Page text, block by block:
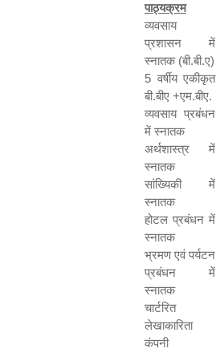
पाठ्यक्रम
व्यवसाय
प्रशासन में
स्नातक (बी.बी.ए)
5 वर्षीय एकीकृत
बी.बीए +एम.बीए.
व्यवसाय प्रबंधन
में स्नातक
अर्थशास्त्र में
स्नातक
सांख्यिकी में
स्नातक
होटल प्रबंधन में
स्नातक
भ्रमण एवं पर्यटन
प्रबंधन में
स्नातक
चार्टरित
लेखाकारिता
कंपनी